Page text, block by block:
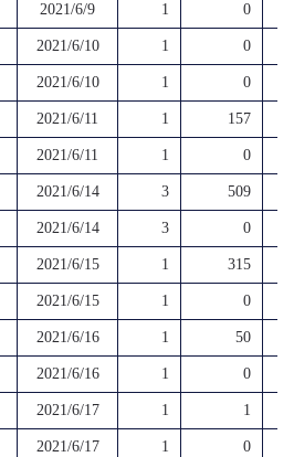
2021/6/9 1 0
2021/6/10 1 0
2021/6/10 1 0
2021/6/11 1 157
2021/6/11 1 0
2021/6/14 3 509
2021/6/14 3 0
2021/6/15 1 315
2021/6/15 1 0
2021/6/16 1 50
2021/6/16 1 0
2021/6/17 1 1
2021/6/17 1 0